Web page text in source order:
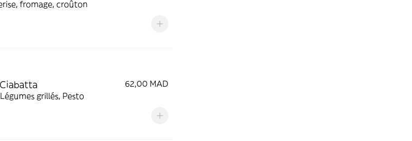
fromage, croûton
62,00 MAD
grillés, Pesto